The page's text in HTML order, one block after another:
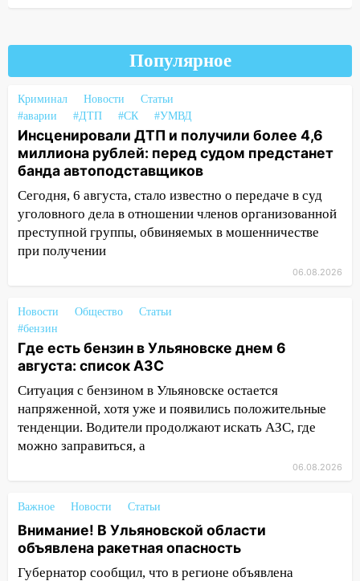
передумать увольняться, если им
повысят зарплату
14:01
Инсценировали ДТП и получили
более 4,6 миллиона рублей: перед
судом предстанет банда
автоподставщиков
13:36 В Инзе произошел крупный пожар
13:00 В суде защитили репутацию
мужчины, которого необоснованно
обвиняли в жестоком обращении с
животными
Ульяновской области перевозчик
провернул хитрую схему с чужими
проездными
12:10 Ульяновский алиментщик накопил
120 тысяч долга
11:49 Снят режим «Ракетная
опасность» на территории Ульяновской
области
2027 года импорт, выпуск и обращение
бензина Евро 2, Евро 3, Евро 4
11:12 Соцсети: на Рябикова автомобиль
врезался в забор
Популярное
Криминал Новости
Статьи
#аварии
#ДТП #СК #УМВД
Инсценировали ДТП и получили более 4,6
миллиона рублей: перед судом предстанет
банда автоподставщиков
Сегодня, 6 августа, стало известно о передаче в суд
уголовного дела в отношении членов организованной
преступной группы, обвиняемых в мошенничестве
при получении
06.08.2026
Новости Общество
Статьи
#бензин
Где есть бензин в Ульяновске днем 6
августа: список АЗС
Ситуация с бензином в Ульяновске остается
напряженной, хотя уже и появились положительные
тенденции. Водители продолжают искать АЗС, где
можно заправиться, а
06.08.2026
Важное Новости Статьи
Внимание! В Ульяновской области
объявлена ракетная опасность
Губернатор сообщил, что в регионе объявлена